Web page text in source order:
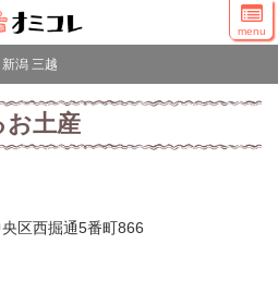
menu
新潟 三越
お土産
区西掘通5番町866